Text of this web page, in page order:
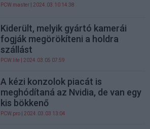
PCW.master | 2024.03.10 14:38
Kiderült, melyik gyártó kamerái
fogják megörökíteni a holdra
szállást
PCW.lite | 2024.03.05 07:59
A kézi konzolok piacát is
meghódítaná az Nvidia, de van egy
kis bökkenő
PCW.pro | 2024.03.03 13:04